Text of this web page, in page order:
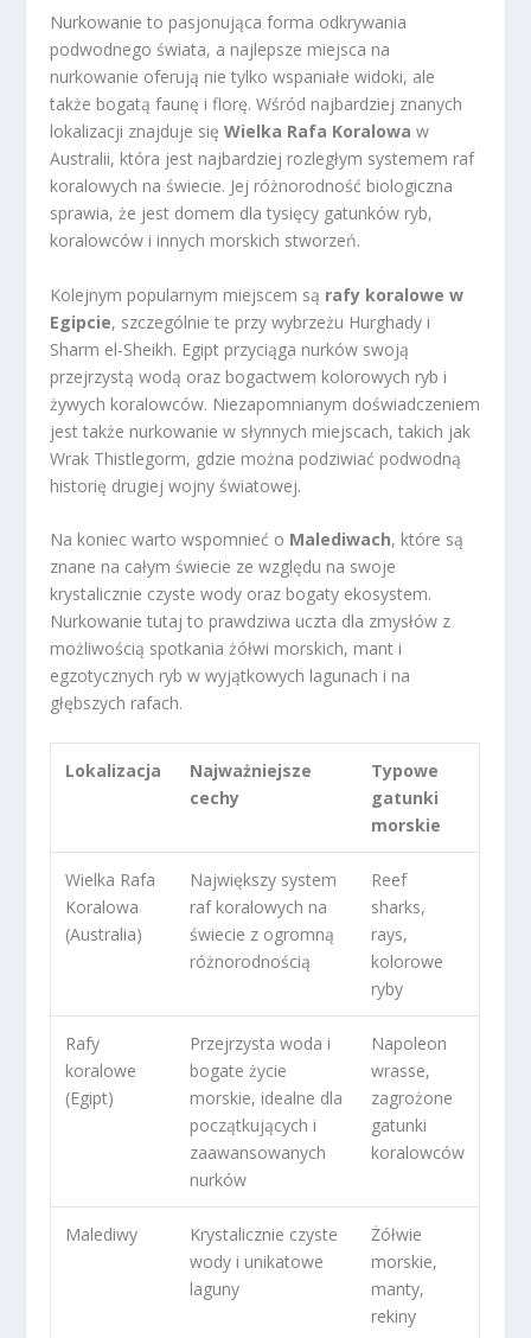
Nurkowanie to pasjonująca forma odkrywania
podwodnego świata, a najlepsze miejsca na
nurkowanie oferują nie tylko wspaniałe widoki, ale
także bogatą faunę i florę. Wśród najbardziej znanych
lokalizacji znajduje sięWielka Rafa Koralowa w
Australii, która jest najbardziej rozległym systemem raf
koralowych na świecie. Jej różnorodność biologiczna
sprawia, że jest domem dla tysięcy gatunków ryb,
koralowców i innych morskich stworzeń.
Kolejnym popularnym miejscem są rafy koralowe w
Egipcie, szczególnie te przy wybrzeżu Hurghady i
Sharm el-Sheikh. Egipt przyciąga nurków swoją
przejrzystą wodą oraz bogactwem kolorowych ryb i
żywych koralowców. Niezapomnianym doświadczeniem
jest także nurkowanie w słynnych miejscach, takich jak
Wrak Thistlegorm, gdzie można podziwiać podwodną
historię drugiej wojny światowej.
Na koniec warto wspomnieć o Malediwach, które są
znane na całym świecie ze względu na swoje
krystalicznie czyste wody oraz bogaty ekosystem.
Nurkowanie tutaj to prawdziwa uczta dla zmysłów z
możliwością spotkania żółwi morskich, mant i
egzotycznych ryb w wyjątkowych lagunach i na
głębszych rafach.
Lokalizacja
Najważniejsze
cechy
Typowe
gatunki
morskie
Wielka Rafa
Koralowa
(Australia)
Największy system
raf koralowych na
świecie z ogromną
różnorodnością
Reef
sharks,
rays,
kolorowe
ryby
Rafy
koralowe
(Egipt)
Przejrzysta woda i
bogate życie
morskie, idealne dla
początkujących i
zaawansowanych
nurków
Napoleon
wrasse,
zagrożone
gatunki
koralowców
Malediwy
Krystalicznie czyste
wody i unikatowe
laguny
Żółwie
morskie,
manty,
rekiny